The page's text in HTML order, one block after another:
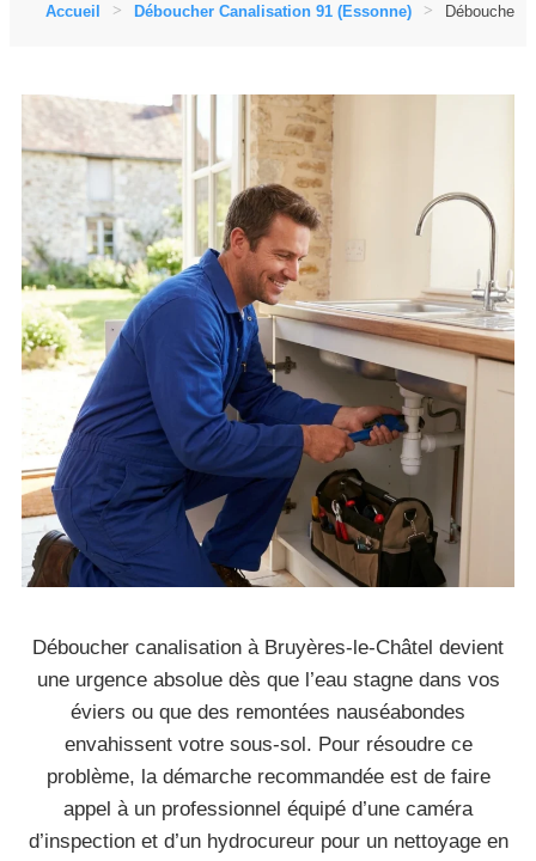
Accueil Déboucher Canalisation 91 (Essonne) Déboucher
Déboucher canalisation à Bruyères-le-Châtel devient
une urgence absolue dès que l’eau stagne dans vos
éviers ou que des remontées nauséabondes
envahissent votre sous-sol. Pour résoudre ce
problème, la démarche recommandée est de faire
appel à un professionnel équipé d’une caméra
d’inspection et d’un hydrocureur pour un nettoyage en